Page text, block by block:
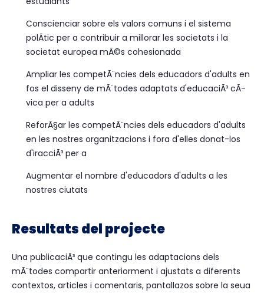
Conscienciar sobre els valors comuns i el sistema
polÃ­tic per a contribuir a millorar les societats i la
societat europea mÃ©s cohesionada
Ampliar les competÃ¨ncies dels educadors d'adults en
fos el disseny de mÃ¨todes adaptats d'educaciÃ³ cÃ­
vica per a adults
ReforÃ§ar les competÃ¨ncies dels educadors d'adults
en les nostres organitzacions i fora d'elles donat-los
d'iracciÃ³ per a
Augmentar el nombre d'educadors d'adults a les
nostres ciutats
Resultats del projecte
Una publicaciÃ³ que contingu les adaptacions dels
mÃ¨todes compartir anteriorment i ajustats a diferents
contextos, articles i comentaris, pantallazos sobre la seua